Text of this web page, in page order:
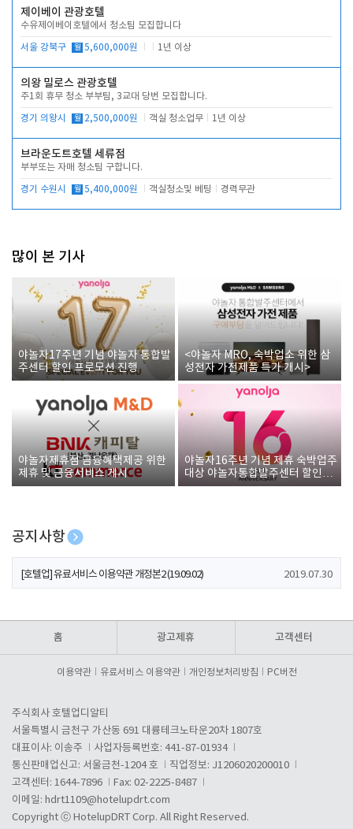
제이베이 관광호텔
수유제이베이호텔에서 청소팀 모집합니다
서울 강북구 월 5,600,000원 1년 이상
의왕 밀로스 관광호텔
주1회 휴무 청소 부부팀, 3교대 당번 모집합니다.
경기 의왕시 월 2,500,000원 객실 청소업무 1년 이상
브라운도트호텔 세류점
부부또는 자매 청소팀 구합니다.
경기 수원시 월 5,400,000원 객실청소및 베팅 경력무관
많이 본 기사
야놀자17주년 기념 야놀자 통합발
주센터 할인 프로모션 진행
<야놀자 MRO, 숙박업소 위한 삼
성전자 가전제품 특가 개시>
야놀자제휴점 금융혜택제공 위한
제휴 및 금융서비스 게시
야놀자16주년 기념 제휴 숙박업주
대상 야놀자통합발주센터 할인쿠
폰 증정
공지사항
[호텔업] 개인정보 처리방침 개정본1 (19.09.02)
[호텔업] 유료서비스 이용약관 개정본2 (19.09.02) 2019.07.30
홈 광고제휴 고객센터
이용약관 유료서비스 이용약관 개인정보처리방침 PC버전
주식회사 호텔업디알티
서울특별시 금천구 가산동 691 대륭테크노타운20차 1807호
대표이사: 이송주
사업자등록번호: 441-87-01934
통신판매업신고: 서울금천-1204 호
직업정보: J1206020200010
고객센터: 1644-7896
Fax: 02-2225-8487
이메일: hdrt1109@hotelupdrt.com
Copyright ⓒ HotelupDRT Corp. All Right Reserved.